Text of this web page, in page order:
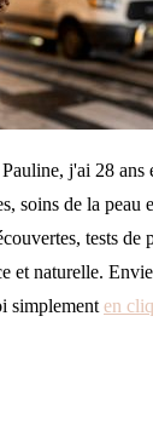
j'ai 28 ans
soins de la peau
tests de
et naturelle.
simplement en